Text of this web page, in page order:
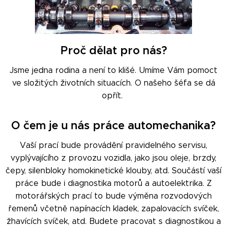
Proč dělat pro nás?
Jsme jedna rodina a není to klišé. Umíme Vám pomoct
ve složitých životních situacích. O našeho šéfa se dá
opřít.
O čem je u nás práce automechanika?
Vaší prací bude provádění pravidelného servisu,
vyplývajícího z provozu vozidla, jako jsou oleje, brzdy,
čepy, silenbloky homokinetické klouby, atd. Součástí vaší
práce bude i diagnostika motorů a autoelektrika. Z
motorářských prací to bude výměna rozvodových
řemenů včetně napínacích kladek, zapalovacích svíček,
žhavících svíček, atd. Budete pracovat s diagnostikou a